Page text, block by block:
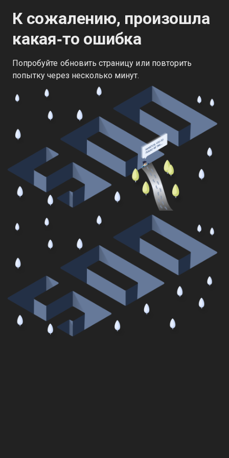
К сожалению, произошла
какая‑то ошибка
Попробуйте обновить страницу или повторить
попытку через несколько минут.